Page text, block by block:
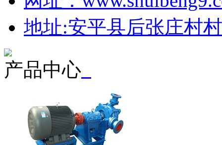
地址:安平县后张庄村
产品中心